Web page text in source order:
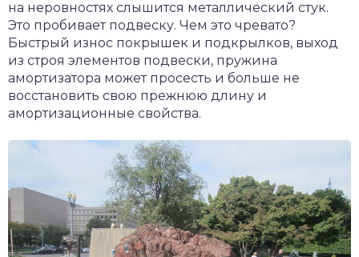
на неровностях слышится металлический стук.
Это пробивает подвеску. Чем это чревато?
Быстрый износ покрышек и подкрылков, выход
из строя элементов подвески, пружина
амортизатора может просесть и больше не
восстановить свою прежнюю длину и
амортизационные свойства.